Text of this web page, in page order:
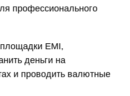
профессионального
EMI,
деньги на
и проводить валютные